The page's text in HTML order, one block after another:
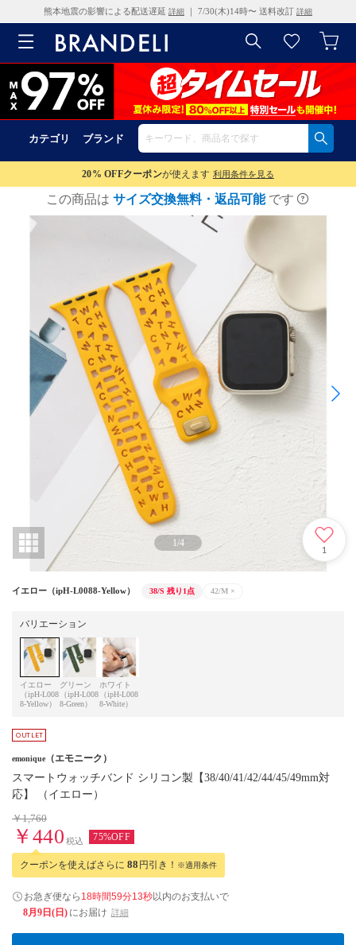
熊本地震の影響による配送遅延 詳細 ｜ 7/30(木)14時〜 送料改訂 詳細
カテゴリ ブランド
20% OFFクーポンが使えます 利用条件を見る
この商品は サイズ交換無料・返品可能 です
1/4
1
イエロー（ipH-L0088-Yellow） 38/S 残り1点 42/M ×
バリエーション
イエロー
（ipH-L008
8-Yellow）
グリーン
（ipH-L008
8-Green）
ホワイト
（ipH-L008
8-White）
emonique （エモニーク）
スマートウォッチバンド シリコン製【38/40/41/42/44/45/49mm対
応】 （イエロー）
￥1,760
￥440 税込 75%OFF
クーポンを使えばさらに 88 円引き！ ※適用条件
お急ぎ便なら 18時間59分12秒以内のお支払いで
8月9日(日) にお届け 詳細